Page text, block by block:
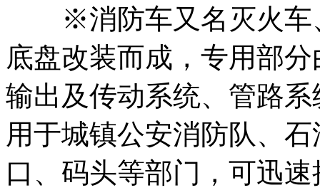
※消防车又名灭火车
底盘改装而成，专用部
输出及传动系统、管路
用于城镇公安消防队、
口、码头等部门，可迅